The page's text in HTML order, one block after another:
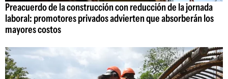
Preacuerdo de la construcción con reducción de la jornada
laboral: promotores privados advierten que absorberán los
mayores costos